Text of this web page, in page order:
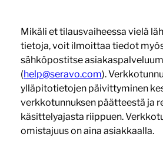
Mikäli et tilausvaiheessa vielä
tietoja, voit ilmoittaa tiedot
sähköpostitse
(help@seravo.com).
ylläpitotietojen päivittyminen
verkkotunnuksen päätteestä ja
käsittelyajasta riippuen.
omistajuus on aina asiakkaalla.